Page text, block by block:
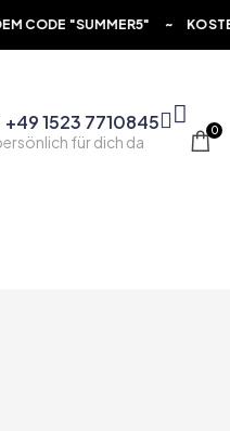
~
1523 7710845
für dich da
0